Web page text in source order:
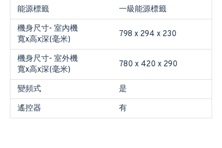
能源標籤
一級能源標籤
機身尺寸- 室內機
寬x高x深(毫米)
798 x 294 x 230
機身尺寸- 室外機
寬x高x深(毫米)
780 x 420 x 290
變頻式
是
遙控器
有